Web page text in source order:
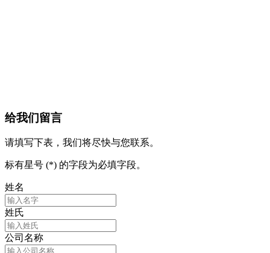
给我们留言
请填写下表，我们将尽快与您联系。
标有星号 (*) 的字段为必填字段。
姓名
姓氏
公司名称